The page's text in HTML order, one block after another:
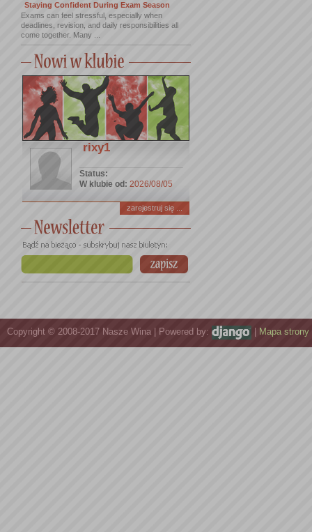
Staying Confident During Exam Season
Exams can feel stressful, especially when
deadlines, revision, and daily responsibilities all
come together. Many ...
rixy1
Status:
W klubie od: 2026/08/05
zarejestruj się ...
Copyright © 2008-2017 Nasze Wina | Powered by: Mapa strony